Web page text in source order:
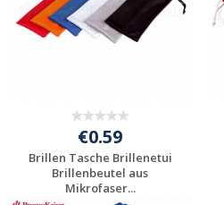
€0.59
Brillen Tasche Brillenetui
Brillenbeutel aus
Mikrofaser...